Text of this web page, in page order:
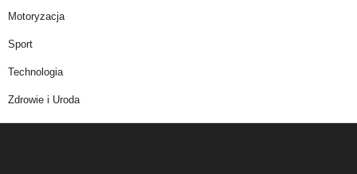
Motoryzacja
Sport
Technologia
Zdrowie i Uroda